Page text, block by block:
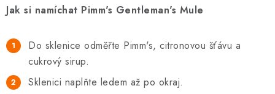
Jak si namíchat Pimm's Gentleman's Mule
Do sklenice odměřte Pimm's, citronovou šťávu a
cukrový sirup.
Sklenici naplňte ledem až po okraj.